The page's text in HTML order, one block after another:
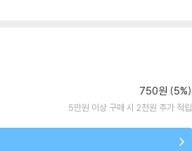
750원 (5%)
5만원 이상 구매 시 2천원 추가 적립